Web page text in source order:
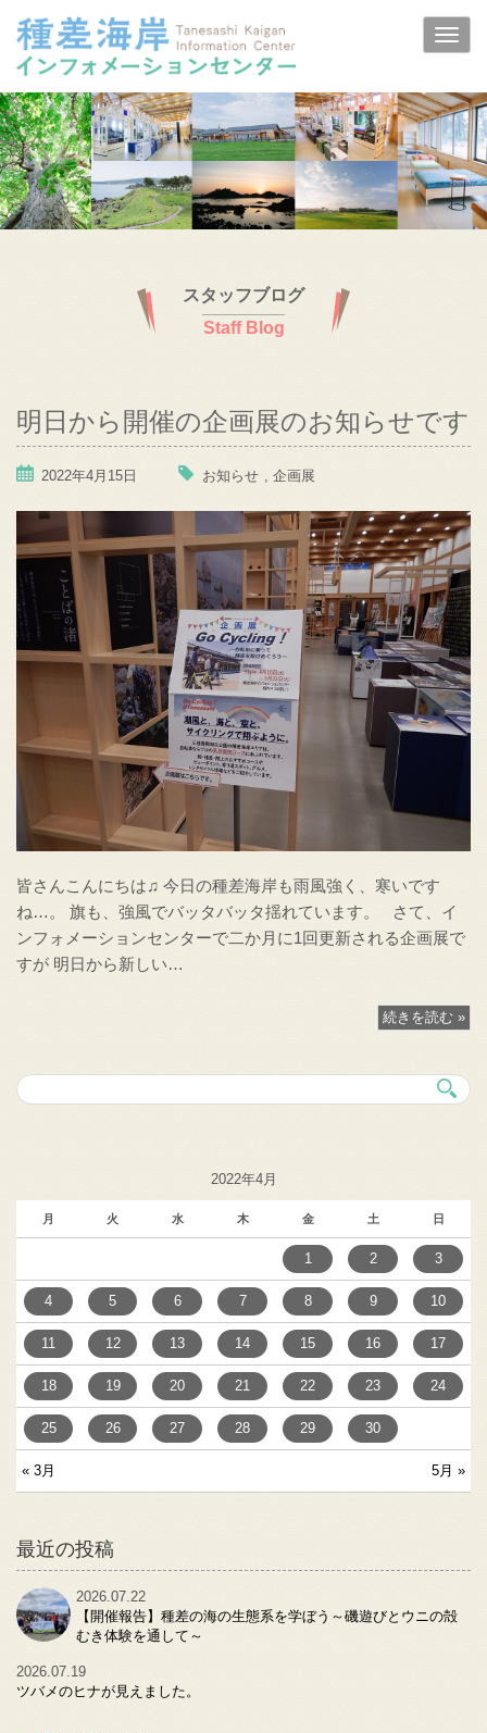
スタッフブログ
Staff Blog
明日から開催の企画展のお知らせです
2022年4月15日 お知らせ , 企画展
皆さんこんにちは♫ 今日の種差海岸も雨風強く、寒いです
ね…。 旗も、強風でバッタバッタ揺れています。 さて、イ
ンフォメーションセンターで二か月に1回更新される企画展で
すが 明日から新しい…
続きを読む »
2022年4月
月 火 水 木 金 土 日
« 3月 5月 »
1 2 3
4 5 6 7 8 9 10
11 12 13 14 15 16 17
18 19 20 21 22 23 24
25 26 27 28 29 30
最近の投稿
2026.07.22
【開催報告】種差の海の生態系を学ぼう～磯遊びとウニの殻
むき体験を通して～
2026.07.19
ツバメのヒナが見えました。